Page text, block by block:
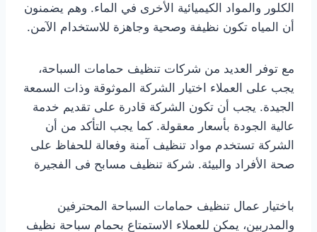
الكلور والمواد الكيميائية الأخرى في الماء. وهم يضمنون
أن المياه تكون نظيفة وصحية وجاهزة للاستخدام الآمن.
مع توفر العديد من شركات تنظيف حمامات السباحة،
يجب على العملاء اختيار الشركة الموثوقة وذات السمعة
الجيدة. يجب أن تكون الشركة قادرة على تقديم خدمة
عالية الجودة بأسعار معقولة. كما يجب التأكد من أن
الشركة تستخدم مواد تنظيف آمنة وفعالة للحفاظ على
صحة الأفراد والبيئة. شركة تنظيف مسابح فى الفجيرة
باختيار عمال تنظيف حمامات السباحة المحترفين
والمدربين، يمكن للعملاء الاستمتاع بحمام سباحة نظيف